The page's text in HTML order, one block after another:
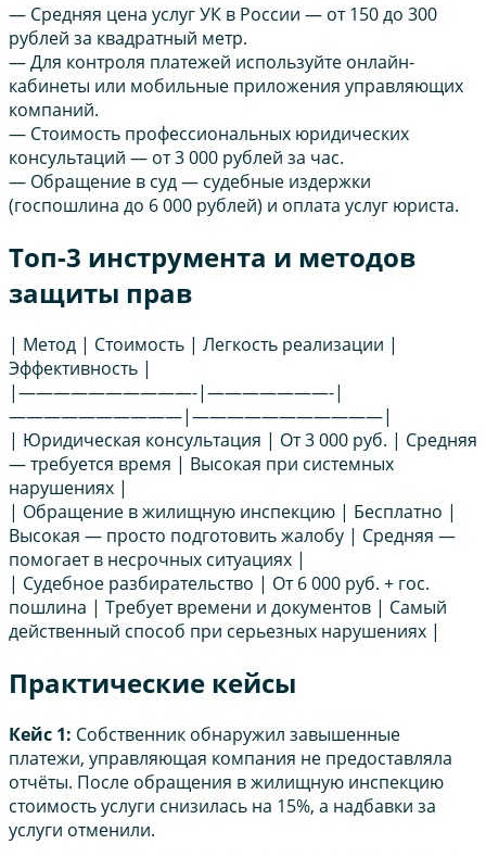
— Средняя цена услуг УК в России — от 150 до 300
рублей за квадратный метр.
— Для контроля платежей используйте онлайн-
кабинеты или мобильные приложения управляющих
компаний.
— Стоимость профессиональных юридических
консультаций — от 3 000 рублей за час.
— Обращение в суд — судебные издержки
(госпошлина до 6 000 рублей) и оплата услуг юриста.
Топ-3 инструмента и методов
защиты прав
| Метод | Стоимость | Легкость реализации |
Эффективность |
|——————————-|———————-|
——————————|———————————|
| Юридическая консультация | От 3 000 руб. | Средняя
— требуется время | Высокая при системных
нарушениях |
| Обращение в жилищную инспекцию | Бесплатно |
Высокая — просто подготовить жалобу | Средняя —
помогает в несрочных ситуациях |
| Судебное разбирательство | От 6 000 руб. + гос.
пошлина | Требует времени и документов | Самый
действенный способ при серьезных нарушениях |
Практические кейсы
Кейс 1: Собственник обнаружил завышенные
платежи, управляющая компания не предоставляла
отчёты. После обращения в жилищную инспекцию
стоимость услуги снизилась на 15%, а надбавки за
услуги отменили.